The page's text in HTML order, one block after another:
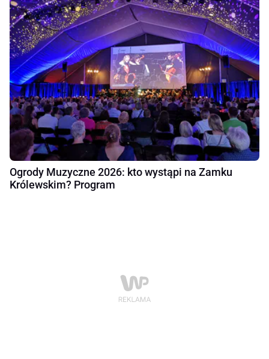
Ogrody Muzyczne 2026: kto wystąpi na Zamku
Królewskim? Program